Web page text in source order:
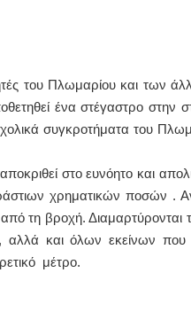
του Πλωμαρίου και των
ένα στέγαστρο
συγκροτήματα του
στο ευνόητο και
χρηματικών ποσών .
τη βροχή.
, αλλά και όλων εκείνων
μέτρο.